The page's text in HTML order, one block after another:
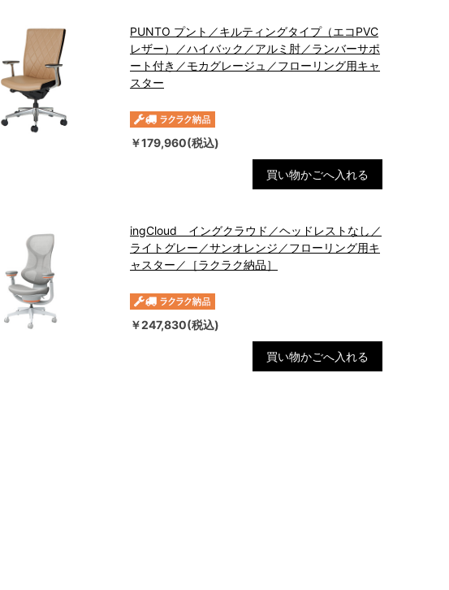
PUNTO プント／キルティングタイプ（エコPVC
レザー）／ハイバック／アルミ肘／ランバーサポ
ート付き／モカグレージュ／フローリング用キャ
スター
￥179,960(税込)
買い物かごへ入れる
ingCloud イングクラウド／ヘッドレストなし／
ライトグレー／サンオレンジ／フローリング用キ
ャスター／［ラクラク納品］
￥247,830(税込)
買い物かごへ入れる